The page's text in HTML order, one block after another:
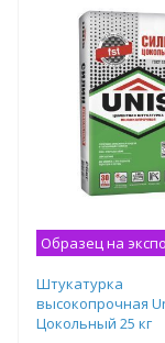
Образец на
Штукатурка
высокопрочная
Цокольный 25 кг